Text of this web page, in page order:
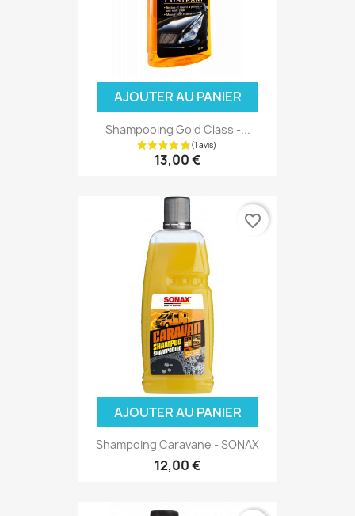
AJOUTER AU PANIER
Shampooing Gold Class -...
13,00 €
AJOUTER AU PANIER
Shampoing Caravane - SONAX
12,00 €
favorite_border